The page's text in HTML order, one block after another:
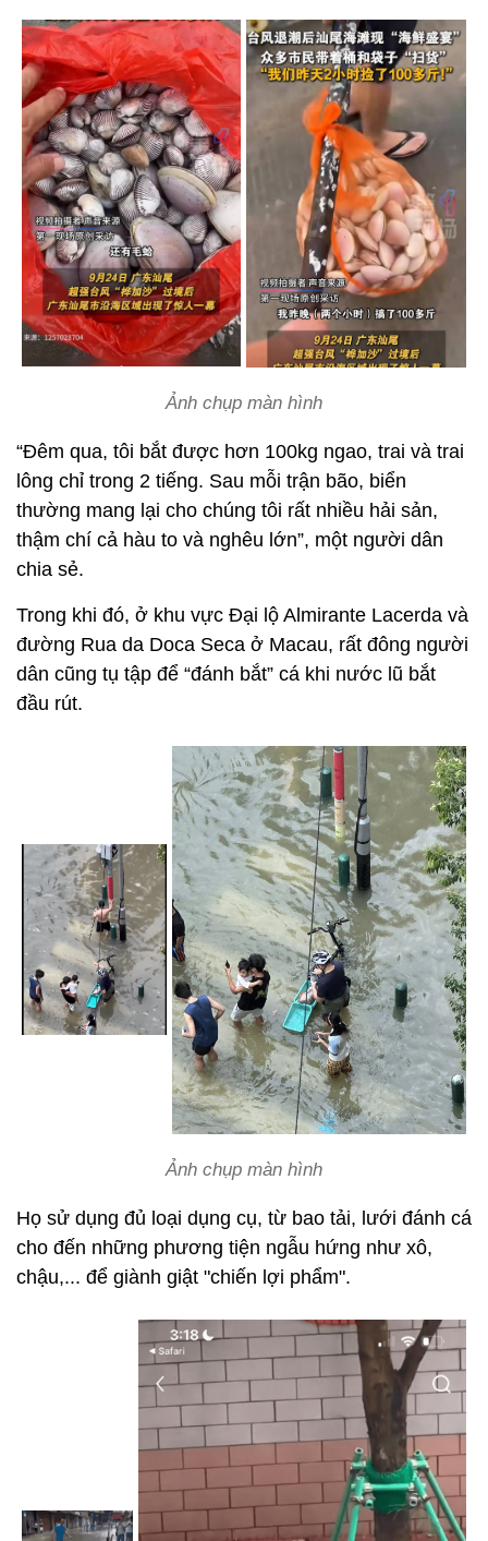
Ảnh chụp màn hình
“Đêm qua, tôi bắt được hơn 100kg ngao, trai và trai
lông chỉ trong 2 tiếng. Sau mỗi trận bão, biển
thường mang lại cho chúng tôi rất nhiều hải sản,
thậm chí cả hàu to và nghêu lớn”, một người dân
chia sẻ.
Trong khi đó, ở khu vực Đại lộ Almirante Lacerda và
đường Rua da Doca Seca ở Macau, rất đông người
dân cũng tụ tập để “đánh bắt” cá khi nước lũ bắt
đầu rút.
Ảnh chụp màn hình
Họ sử dụng đủ loại dụng cụ, từ bao tải, lưới đánh cá
cho đến những phương tiện ngẫu hứng như xô,
chậu,... để giành giật "chiến lợi phẩm".